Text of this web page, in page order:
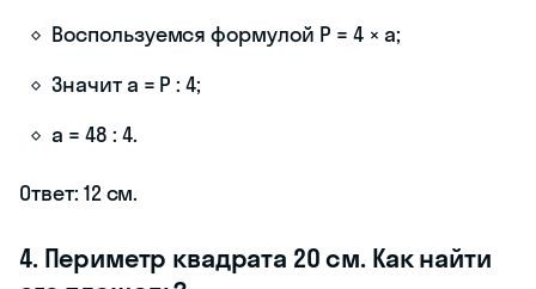
Воспользуемся формулой P = 4 × a;
Значит a = P : 4;
a = 48 : 4.
Ответ: 12 см.
4. Периметр квадрата 20 см. Как найти